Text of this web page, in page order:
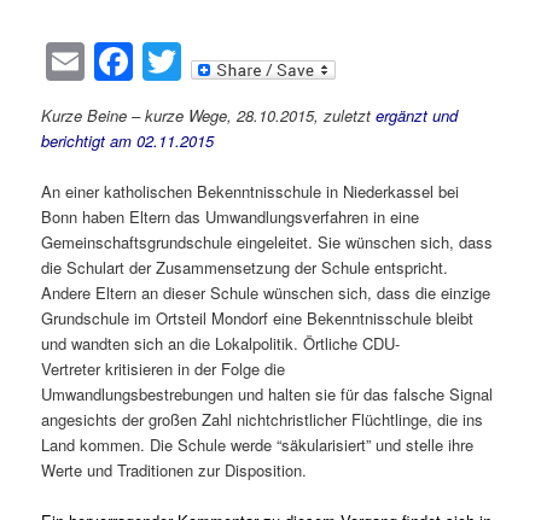
EmailFacebook
Twitter
Kurze Beine – kurze Wege, 28.10.2015, zuletztergänzt und
berichtigt am 02.11.2015
An einer katholischen Bekenntnisschule in Niederkassel bei
Bonn haben Eltern das Umwandlungsverfahren in eine
Gemeinschaftsgrundschule eingeleitet. Sie wünschen sich, dass
die Schulart der Zusammensetzung der Schule entspricht.
Andere Eltern an dieser Schule wünschen sich, dass die einzige
Grundschule im Ortsteil Mondorf eine Bekenntnisschule bleibt
und wandten sich an die Lokalpolitik. Örtliche CDU-
Vertreter kritisieren in der Folge die
Umwandlungsbestrebungen und halten sie für das falsche Signal
angesichts der großen Zahl nichtchristlicher Flüchtlinge, die ins
Land kommen. Die Schule werde “säkularisiert” und stelle ihre
Werte und Traditionen zur Disposition.